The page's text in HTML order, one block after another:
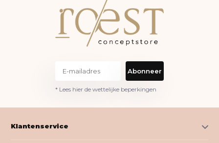
Abonneer
* Lees hier de wettelijke beperkingen
Klantenservice